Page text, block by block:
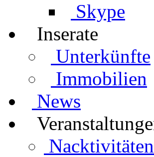
Skype
Inserate
Unterkünfte
Immobilien
News